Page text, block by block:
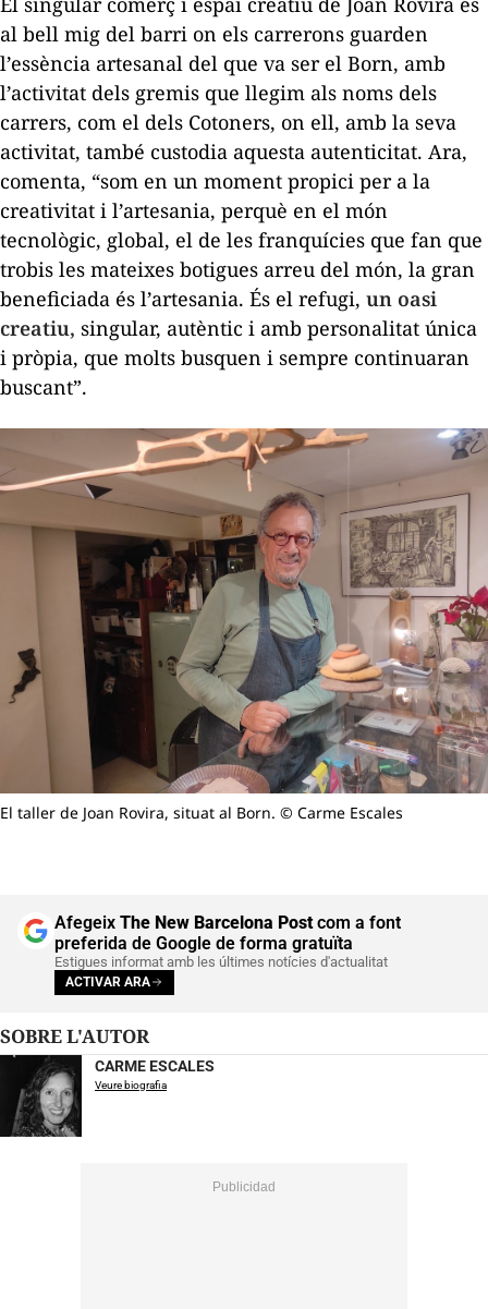
al bell mig del barri on els carrerons guarden
l’essència artesanal del que va ser el Born, amb
l’activitat dels gremis que llegim als noms dels
carrers, com el dels Cotoners, on ell, amb la seva
activitat, també custodia aquesta autenticitat. Ara,
comenta, “som en un moment propici per a la
creativitat i l’artesania, perquè en el món
tecnològic, global, el de les franquícies que fan que
trobis les mateixes botigues arreu del món, la gran
beneficiada és l’artesania. És el refugi, un oasi
creatiu, singular, autèntic i amb personalitat única
i pròpia, que molts busquen i sempre continuaran
buscant”.
El taller de Joan Rovira, situat al Born. © Carme Escales
Afegeix The New Barcelona Postcom a font
preferida de Google de forma gratuïta
Estigues informat amb les últimes notícies d'actualitat
ACTIVAR ARA
SOBRE L'AUTOR
CARME ESCALES
Veure biografia